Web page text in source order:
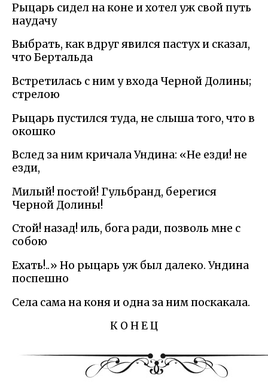
Рыцарь сидел на коне и хотел уж свой путь
наудачу
Выбрать, как вдруг явился пастух и сказал,
что Бертальда
Встретилась с ним у входа Черной Долины;
стрелою
Рыцарь пустился туда, не слыша того, что в
окошко
Вслед за ним кричала Ундина: «Не езди! не
езди,
Милый! постой! Гульбранд, берегися
Черной Долины!
Стой! назад! иль, бога ради, позволь мне с
собою
Ехать!..» Но рыцарь уж был далеко. Ундина
поспешно
Села сама на коня и одна за ним поскакала.
К О Н Е Ц